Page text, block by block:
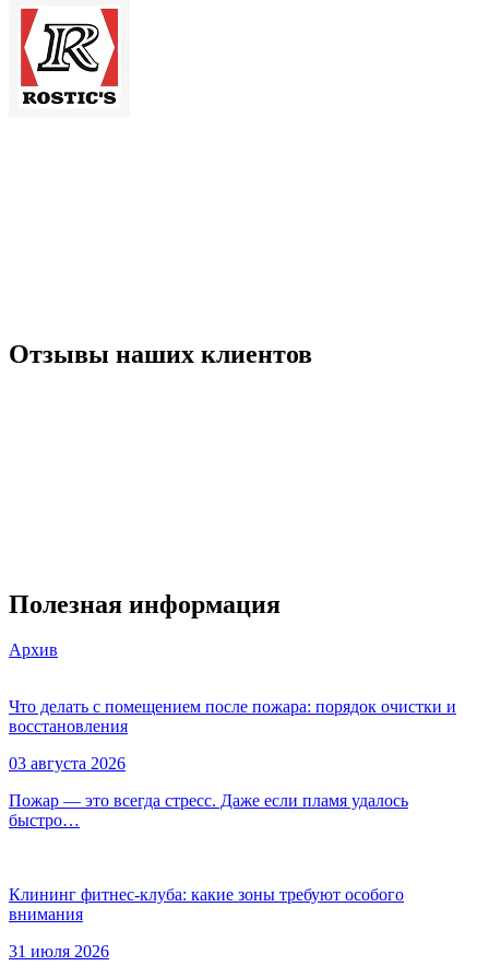
Отзывы наших клиентов
Полезная информация
Архив
Что делать с помещением после пожара: порядок очистки и
восстановления
03 августа 2026
Пожар — это всегда стресс. Даже если пламя удалось
быстро…
Клининг фитнес-клуба: какие зоны требуют особого
внимания
31 июля 2026